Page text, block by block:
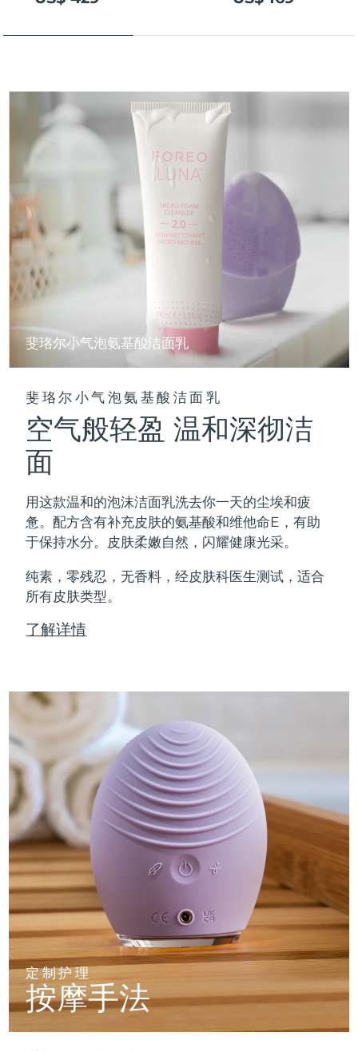
斐珞尔小气泡氨基酸洁面乳
斐珞尔小气泡氨基酸洁面乳
空气般轻盈 温和深彻洁
面
用这款温和的泡沫洁面乳洗去你一天的尘埃和疲
惫。配方含有补充皮肤的氨基酸和维他命E，有助
于保持水分。皮肤柔嫩自然，闪耀健康光采。
纯素，零残忍，无香料，经皮肤科医生测试，适合
所有皮肤类型。
了解详情
定制护理
按摩手法